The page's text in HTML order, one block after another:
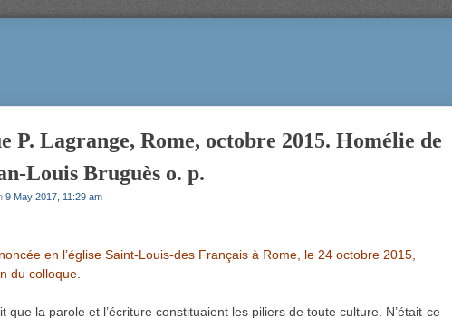
P. Lagrange, Rome, octobre 2015. Homélie de
Louis Bruguès o. p.
9 May 2017, 11:29 am
en l’église Saint-Louis-des Français à Rome, le 24 octobre 2015,
du colloque
que la parole et l’écriture constituaient les piliers de toute culture. N’était-ce